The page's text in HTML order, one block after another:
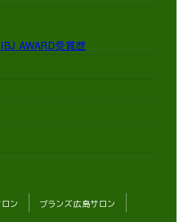
AWARD受賞歴
ン ブランズ広島サロン